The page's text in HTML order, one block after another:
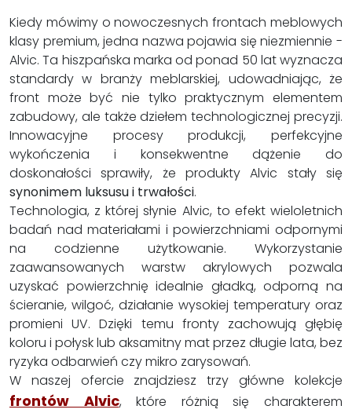
Kiedy mówimy o nowoczesnych frontach meblowych
klasy premium, jedna nazwa pojawia się niezmiennie -
Alvic. Ta hiszpańska marka od ponad 50 lat wyznacza
standardy w branży meblarskiej, udowadniając, że
front może być nie tylko praktycznym elementem
zabudowy, ale także dziełem technologicznej precyzji.
Innowacyjne procesy produkcji, perfekcyjne
wykończenia i konsekwentne dążenie do
doskonałości sprawiły, że produkty Alvic stały się
synonimem luksusu i trwałości.
Technologia, z której słynie Alvic, to efekt wieloletnich
badań nad materiałami i powierzchniami odpornymi
na codzienne użytkowanie. Wykorzystanie
zaawansowanych warstw akrylowych pozwala
uzyskać powierzchnię idealnie gładką, odporną na
ścieranie, wilgoć, działanie wysokiej temperatury oraz
promieni UV. Dzięki temu fronty zachowują głębię
koloru i połysk lub aksamitny mat przez długie lata, bez
ryzyka odbarwień czy mikro zarysowań.
W naszej ofercie znajdziesz trzy główne kolekcje
frontów Alvic, które różnią się charakterem